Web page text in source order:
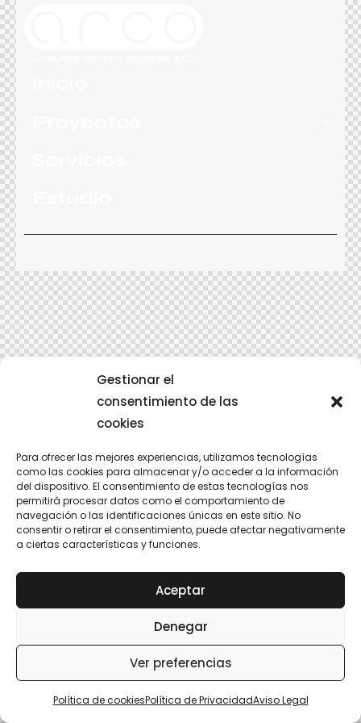
Gestionar el
consentimiento de las
cookies
Para ofrecer las mejores experiencias, utilizamos tecnologías
como las cookies para almacenar y/o acceder a la información
del dispositivo. El consentimiento de estas tecnologías nos
permitirá procesar datos como el comportamiento de
navegación o las identificaciones únicas en este sitio. No
consentir o retirar el consentimiento, puede afectar negativamente
a ciertas características y funciones.
Aceptar
Denegar
Ver preferencias
Política de cookiesPolítica de PrivacidadAviso Legal